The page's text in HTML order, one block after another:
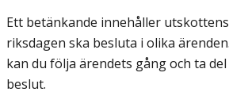
Ett betänkande innehåller
riksdagen ska besluta i olika
kan du följa ärendets gång och ta
beslut.